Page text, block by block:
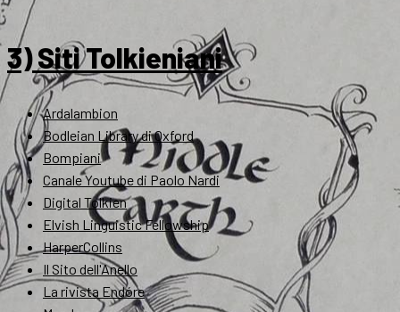
3) Siti Tolkieniani
Ardalambion
Bodleian Library di Oxford
Bompiani
Canale Youtube di Paolo Nardi
Digital Tolkien
Elvish Linguistic Fellowship
HarperCollins
Il Sito dell'Anello
La rivista Endóre